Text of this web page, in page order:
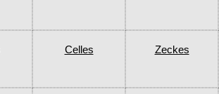
Celles Zeckes